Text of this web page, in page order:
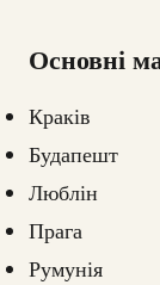
Основні
Краків
Будапешт
Люблін
Прага
Румунія